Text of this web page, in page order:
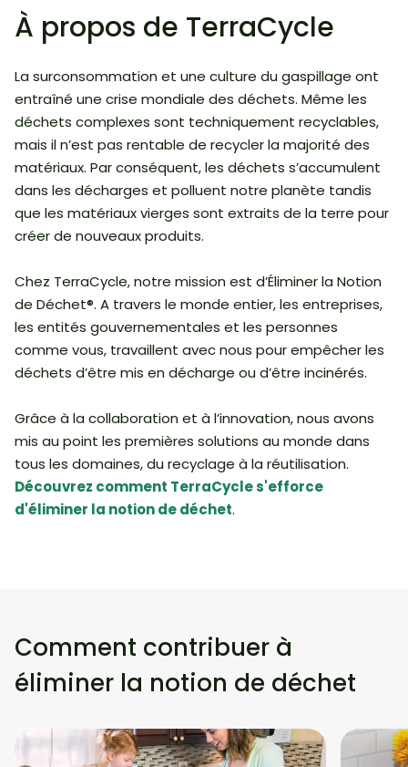
À propos de TerraCycle
La surconsommation et une culture du gaspillage ont
entraîné une crise mondiale des déchets. Même les
déchets complexes sont techniquement recyclables,
mais il n’est pas rentable de recycler la majorité des
matériaux. Par conséquent, les déchets s’accumulent
dans les décharges et polluent notre planète tandis
que les matériaux vierges sont extraits de la terre pour
créer de nouveaux produits.
Chez TerraCycle, notre mission est d’Éliminer la Notion
de Déchet®. A travers le monde entier, les entreprises,
les entités gouvernementales et les personnes
comme vous, travaillent avec nous pour empêcher les
déchets d’être mis en décharge ou d’être incinérés.
Grâce à la collaboration et à l’innovation, nous avons
mis au point les premières solutions au monde dans
tous les domaines, du recyclage à la réutilisation.
Découvrez comment TerraCycle s'efforce
d'éliminer la notion de déchet.
Comment contribuer à
éliminer la notion de déchet